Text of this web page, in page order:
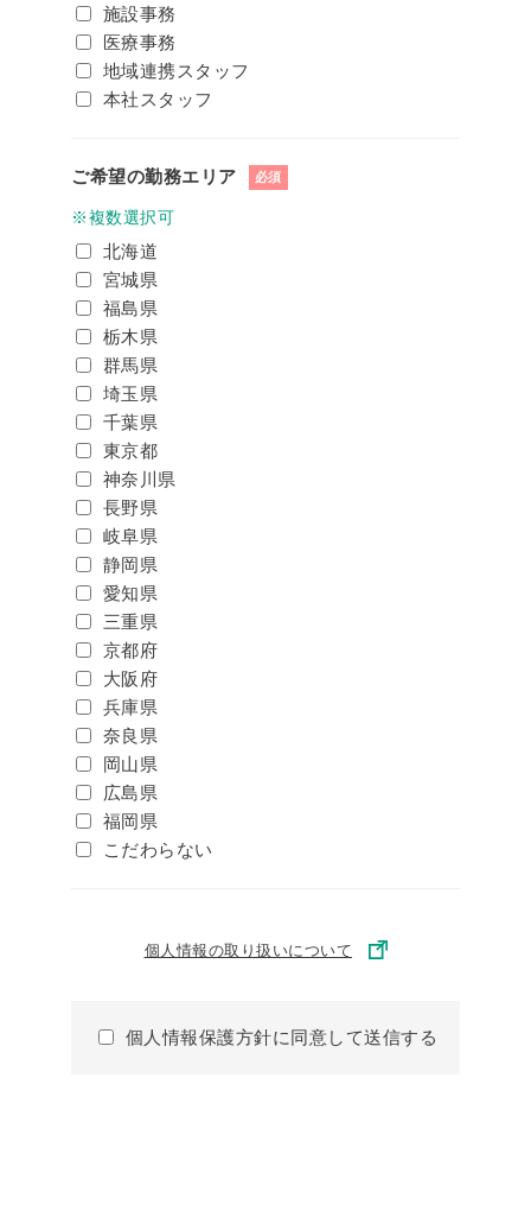
施設事務
医療事務
地域連携スタッフ
本社スタッフ
ご希望の勤務エリア 必須
※複数選択可
北海道
宮城県
福島県
栃木県
群馬県
埼玉県
千葉県
東京都
神奈川県
長野県
岐阜県
静岡県
愛知県
三重県
京都府
大阪府
兵庫県
奈良県
岡山県
広島県
福岡県
こだわらない
個人情報の取り扱いについて
個人情報保護方針に同意して送信する